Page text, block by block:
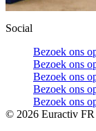
Social
Bezoek ons
Bezoek ons
Bezoek ons
Bezoek ons
Bezoek ons
© 2026 Euractiv FR